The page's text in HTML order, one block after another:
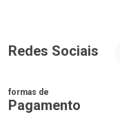
Redes Sociais
formas de
Pagamento